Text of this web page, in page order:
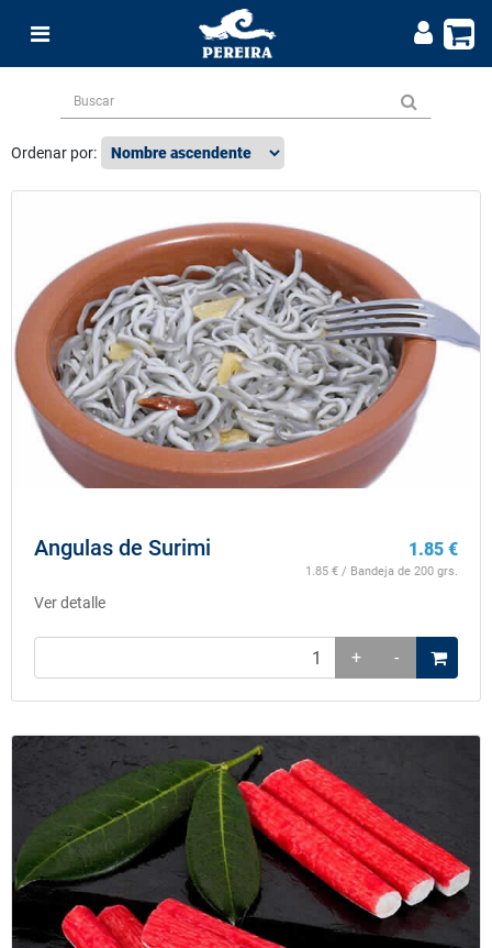
Ordenar por:
Angulas de Surimi 1.85 €
1.85 € / Bandeja de 200 grs.
Ver detalle
+ -